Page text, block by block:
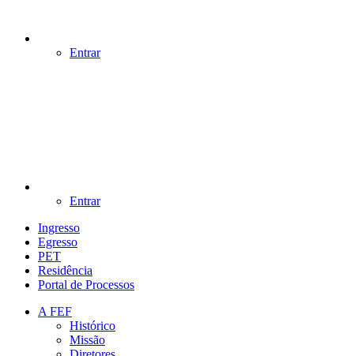
Entrar
Entrar
Ingresso
Egresso
PET
Residência
Portal de Processos
A FEF
Histórico
Missão